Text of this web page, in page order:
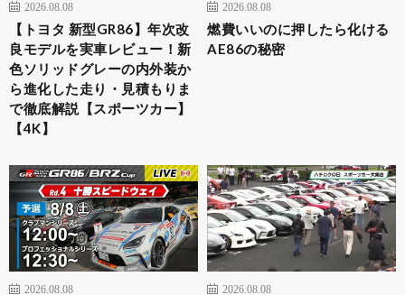
2026.08.08
【トヨタ 新型GR86】年次改
良モデルを実車レビュー！新
色ソリッドグレーの内外装か
ら進化した走り・見積もりま
で徹底解説【スポーツカー】
【4K】
2026.08.08
燃費いいのに押したら化ける
AE86の秘密
2026.08.08 2026.08.08